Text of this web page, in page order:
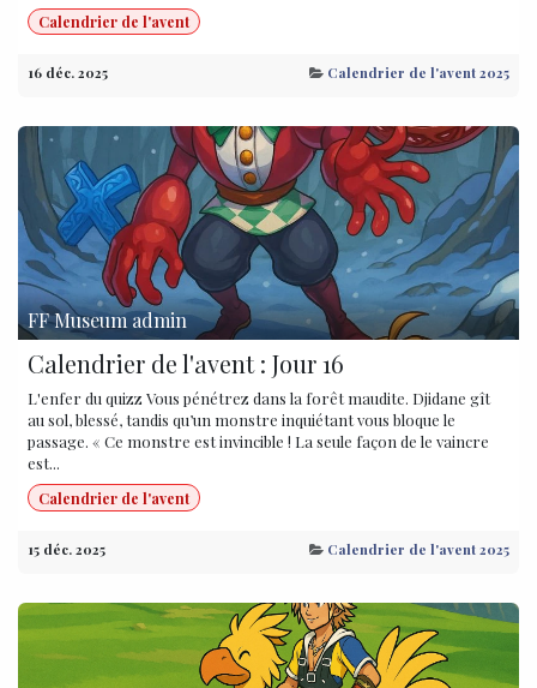
Calendrier de l'avent
16 déc. 2025 Calendrier de l'avent 2025
FF Museum admin
Calendrier de l'avent : Jour 16
L'enfer du quizz Vous pénétrez dans la forêt maudite. Djidane gît
au sol, blessé, tandis qu’un monstre inquiétant vous bloque le
passage. « Ce monstre est invincible ! La seule façon de le vaincre
est...
Calendrier de l'avent
15 déc. 2025 Calendrier de l'avent 2025